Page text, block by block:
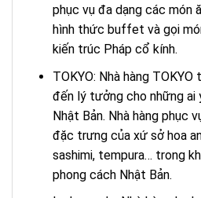
phục vụ đa dạng các món
hình thức buffet và gọi
kiến trúc Pháp cổ kính.
TOKYO: Nhà hàng
đến lý tưởng cho những
Nhật Bản. Nhà hàng phục
đặc trưng của xứ sở hoa
sashimi, tempura… trong
phong cách Nhật Bản.